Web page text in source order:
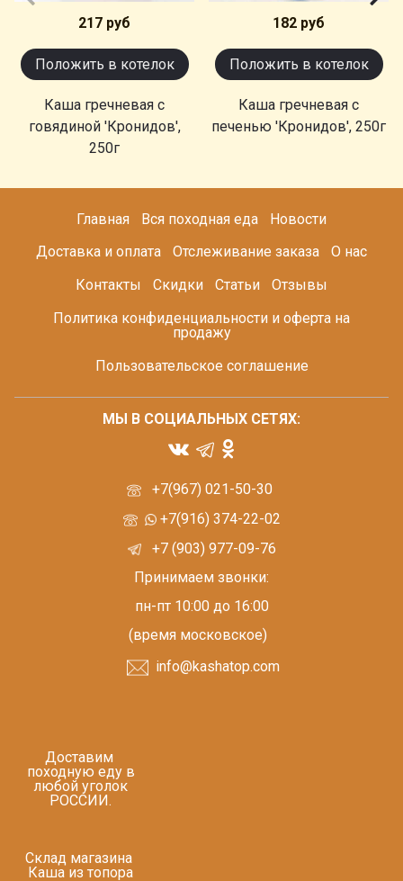
217 руб
Положить в котелок
Каша гречневая с
говядиной 'Кронидов',
250г
182 руб
Положить в котелок
Каша гречневая с
печенью 'Кронидов', 250г
Главная Вся походная еда
Новости
Доставка и оплата
Отслеживание заказа
О нас
Контакты
Скидки Статьи
Отзывы
Политика конфиденциальности и оферта на
продажу
Пользовательское соглашение
+7(967) 021-50-30
+7(916) 374-22-02
+7 (903) 977-09-76
Принимаем звонки:
пн-пт 10:00 до 16:00
(время московское)
info@kashatop.com
Доставим
походную еду в
любой уголок
РОССИИ.
Склад магазина
Каша из топора
МЫ В СОЦИАЛЬНЫХ СЕТЯХ: